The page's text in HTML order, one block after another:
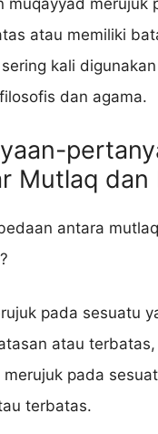
muqayyad merujuk
atau memiliki
kali digunakan
dan agama.
Mutlaq dan
antara
pada sesuatu
atau
merujuk pada
terbatas.